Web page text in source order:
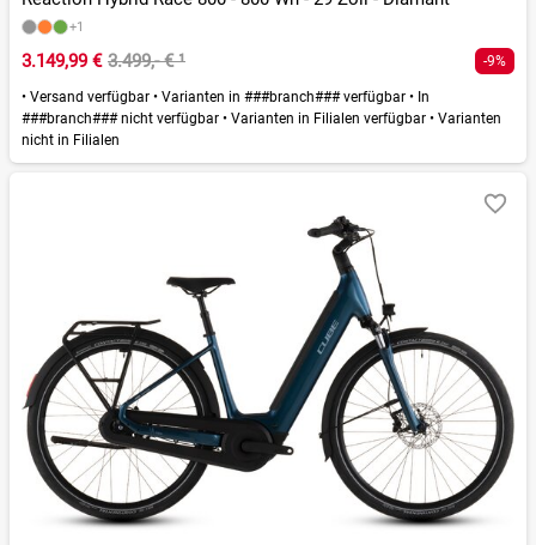
+1
3.149,99 € 3.499,- €¹ -9%
• Versand verfügbar • Varianten in ###branch### verfügbar • In
###branch### nicht verfügbar • Varianten in Filialen verfügbar • Varianten
nicht in Filialen